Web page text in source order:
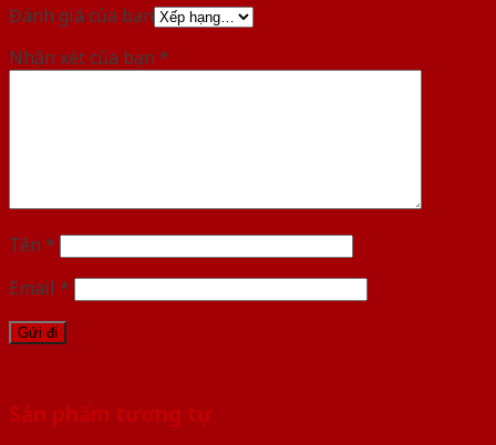
Đánh giá của bạn
Nhận xét của bạn *
Tên *
Email *
Sản phẩm tương tự